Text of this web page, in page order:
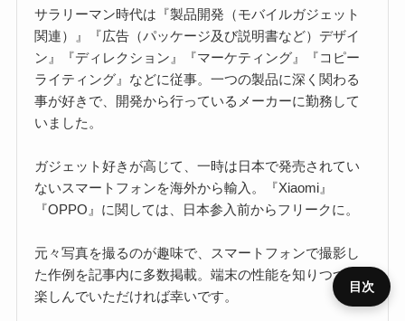
サラリーマン時代は『製品開発（モバイルガジェット
関連）』『広告（パッケージ及び説明書など）デザイ
ン』『ディレクション』『マーケティング』『コピー
ライティング』などに従事。一つの製品に深く関わる
事が好きで、開発から行っているメーカーに勤務して
いました。
ガジェット好きが高じて、一時は日本で発売されてい
ないスマートフォンを海外から輸入。『Xiaomi』
『OPPO』に関しては、日本参入前からフリークに。
元々写真を撮るのが趣味で、スマートフォンで撮影し
た作例を記事内に多数掲載。端末の性能を知りつつ、
楽しんでいただければ幸いです。
目次